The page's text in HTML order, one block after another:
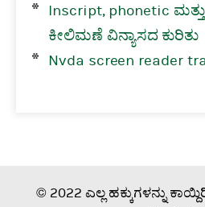
Inscript, phonetic
ಕೀಲಿಮಣೆ ವಿನ್ಯಾಸದ ಕುರಿತು
Nvda screen reader
© 2022 ಎಲ್ಲ ಹಕ್ಕುಗಳನ್ನು